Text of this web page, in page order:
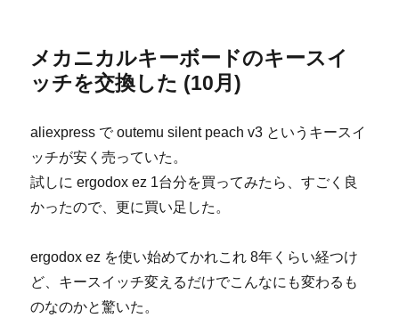
メカニカルキーボードのキースイ
ッチを交換した (10月)
aliexpress で outemu silent peach v3 というキースイ
ッチが安く売っていた。
試しに ergodox ez 1台分を買ってみたら、すごく良
かったので、更に買い足した。
ergodox ez を使い始めてかれこれ 8年くらい経つけ
ど、キースイッチ変えるだけでこんなにも変わるも
のなのかと驚いた。